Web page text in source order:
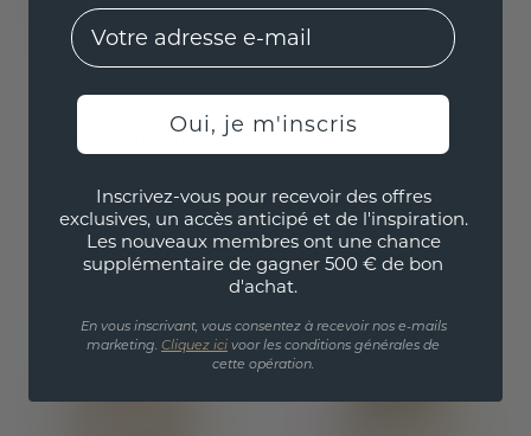
Bague pour homme
or jaune
1 892,- €2 365,- €
or jaune/saphir rose
2 135,19 € 2 669,- €
EMail
Oui, je m'inscris
Inscrivez-vous pour recevoir des offres
exclusives, un accès anticipé et de l'inspiration.
Les nouveaux membres ont une chance
supplémentaire de gagner 500 € de bon
d'achat.
En vous inscrivant, vous consentez à recevoir nos e-mails
marketing. Cliquez ici voor les conditions générales de
cette opération.